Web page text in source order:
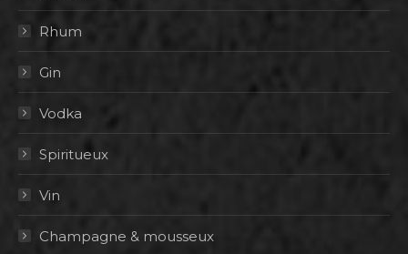
Rhum
Gin
Vodka
Spiritueux
Vin
Champagne & mousseux